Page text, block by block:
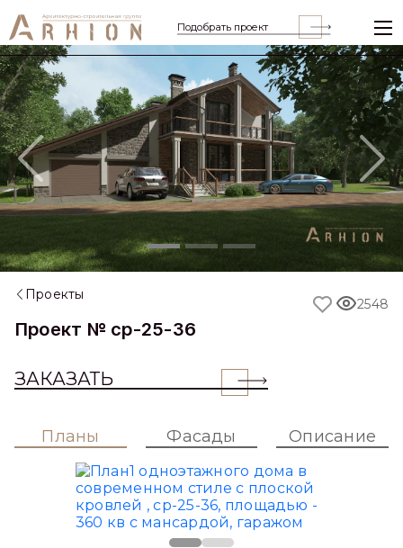
Подобрать проект
Previous
Проекты
Проект № cp-25-36
ЗАКАЗАТЬ
2548
Планы Фасады Описание